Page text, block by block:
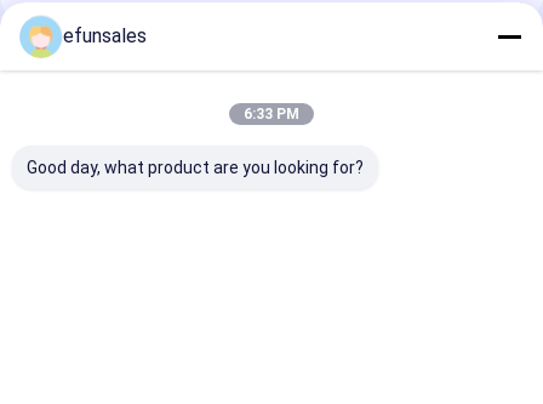
अनुशंसित उत्पाद
efunsales
6:33 PM
Good day, what product are you looking for?